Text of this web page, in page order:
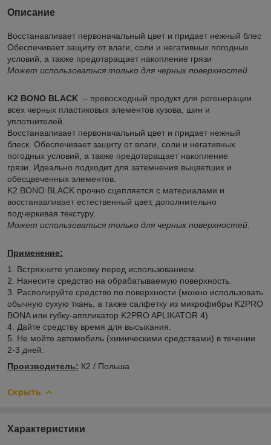
Описание
Восстанавливает первоначальный цвет и придает нежный блес
Обеспечивает защиту от влаги, соли и негативных погодных
условий, а также предотвращает накопление грязи
Может использоваться только для черных поверхностей
K2 BONO BLACK – превосходный продукт для регенерации
всех черных пластиковых элементов кузова, шин и
уплотнителей.
Восстанавливает первоначальный цвет и придает нежный
блеск. Обеспечивает защиту от влаги, соли и негативных
погодных условий, а также предотвращает накопление
грязи. Идеально подходит для затемнения выцветших и
обесцвеченных элементов.
K2 BONO BLACK прочно сцепляется с материалами и
восстанавливает естественный цвет, дополнительно
подчеркивая текстуру.
Может использоваться только для черных поверхностей.
Применение:
1. Встряхните упаковку перед использованием.
2. Нанесите средство на обрабатываемую поверхность.
3. Располируйте средство по поверхности (можно использовать
обычную сухую ткань, а также салфетку из микрофибры K2PRO
BONA или губку-аппликатор K2PRO APLIKATOR 4).
4. Дайте средству время для высыхания.
5. Не мойте автомобиль (химическими средствами) в течении
2-3 дней.
Производитель: К2 / Польша
Скрыть
Характеристики